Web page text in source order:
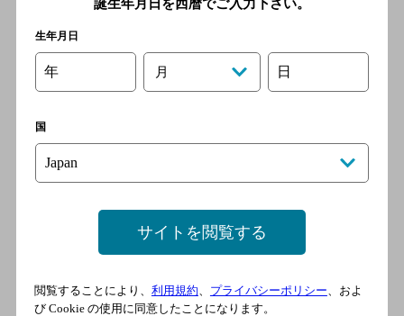
ＣＡＲＡＴ
[その他洋食]
中之島線 渡辺橋駅／大阪市
営地下鉄四つ橋線 西梅田駅
／京阪中之島線 大江橋駅／
大阪市営地下鉄谷町線 東梅
田駅
晴屋
誕生年月日を西暦でご入力下さい。
生年月日
年 月 日
国
サイトを閲覧する
閲覧することにより、 利用規約 プライバシーポリシー 、およ
び Cookie の使用に同意したことになります。